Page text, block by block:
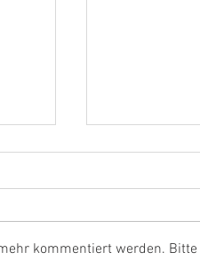
kommentiert werden.